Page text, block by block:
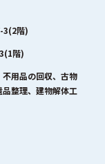
3(2階)
階)
用品の回収、古物
整理、建物解体工